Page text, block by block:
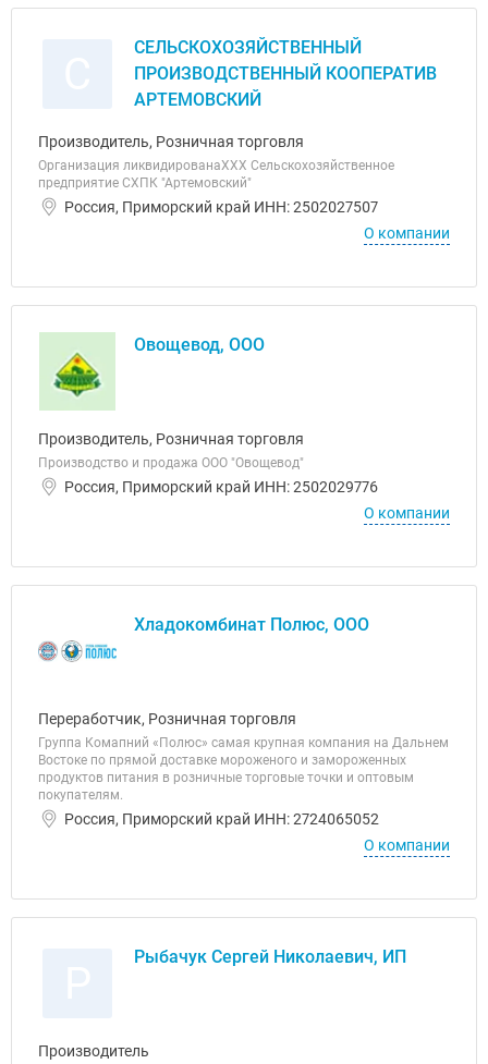
СЕЛЬСКОХОЗЯЙСТВЕННЫЙ
ПРОИЗВОДСТВЕННЫЙ КООПЕРАТИВ
АРТЕМОВСКИЙ
Производитель, Розничная торговля
Организация ликвидированаХХХ Cельскохозяйственное
предприятие СХПК "Артемовский"
Россия, Приморский край ИНН: 2502027507
О компании
Овощевод, ООО
Производитель, Розничная торговля
Производство и продажа ООО "Овощевод"
Россия, Приморский край ИНН: 2502029776
О компании
Хладокомбинат Полюс, ООО
Переработчик, Розничная торговля
Группа Комапний «Полюс» самая крупная компания на Дальнем
Востоке по прямой доставке мороженого и замороженных
продуктов питания в розничные торговые точки и оптовым
покупателям.
Россия, Приморский край ИНН: 2724065052
О компании
Рыбачук Сергей Николаевич, ИП
Производитель